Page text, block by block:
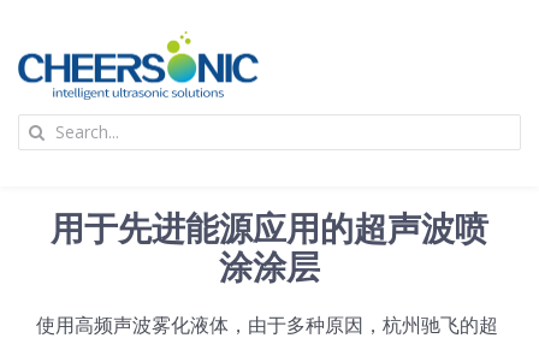
content
应用
超声波设备
Search
用于先进能源应用的超声波喷
涂涂层
使用高频声波雾化液体，由于多种原因，杭州驰飞的超